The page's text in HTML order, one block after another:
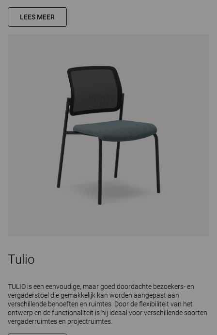
LEES MEER
Tulio
TULIO is een eenvoudige, maar goed doordachte bezoekers- en
vergaderstoel die gemakkelijk kan worden aangepast aan
verschillende behoeften en ruimtes. Door de flexibiliteit van het
ontwerp en de functionaliteit is hij ideaal voor verschillende soorten
vergaderruimtes en projectruimtes.